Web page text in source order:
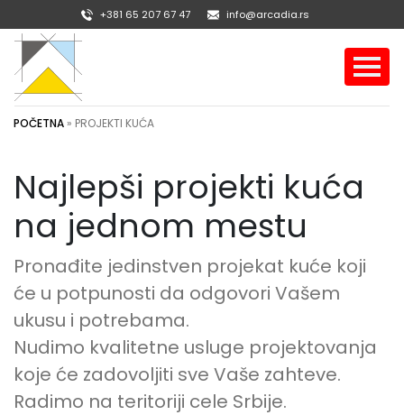
+381 65 207 67 47 info@arcadia.rs
POČETNA » PROJEKTI KUĆA
Najlepši projekti kuća
na jednom mestu
Pronađite jedinstven projekat kuće koji
će u potpunosti da odgovori Vašem
ukusu i potrebama.
Nudimo kvalitetne usluge projektovanja
koje će zadovoljiti sve Vaše zahteve.
Radimo na teritoriji cele Srbije.